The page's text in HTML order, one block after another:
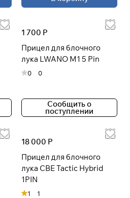
1 700 Р
Прицел для блочного
лука LWANO M1 5 Pin
0 0
Сообщить о
поступлении
18 000 Р
Прицел для блочного
лука CBE Tactic Hybrid
1PIN
1 1